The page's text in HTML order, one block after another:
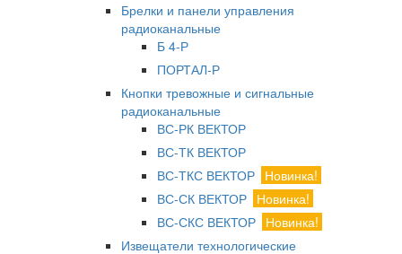
Брелки и панели управления
радиоканальные
Б 4-Р
ПОРТАЛ-Р
Кнопки тревожные и сигнальные
радиоканальные
ВС-РК ВЕКТОР
ВС-ТК ВЕКТОР
ВС-ТКС ВЕКТОР Новинка!
ВС-СК ВЕКТОР Новинка!
ВС-СКС ВЕКТОР Новинка!
Извещатели технологические